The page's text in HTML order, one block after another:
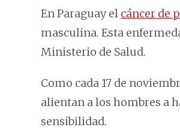
En Paraguay el cáncer de
masculina. Esta
Ministerio de Salud.
Como cada 17 de
alientan a los hombres a
sensibilidad.